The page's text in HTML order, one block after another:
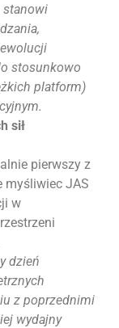
stanowi
stosunkowo
platform)
sił
pierwszy z
myśliwiec JAS
w
dzień
z poprzednimi
wydajny